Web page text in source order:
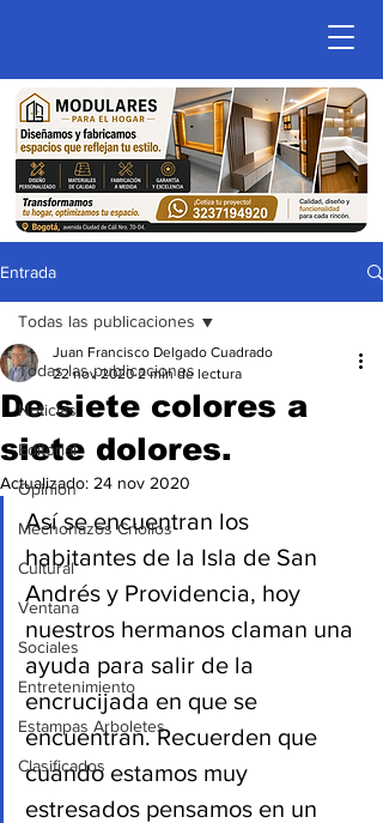
Entrada
Todas las publicaciones
Noticias
Editorial
Opinion
Mechonazos Criollos
Cultural
Ventana
Sociales
Entretenimiento
Estampas Arboletes
Clasificados
Todas las publicaciones
De siete colores a
siete dolores.
Juan Francisco Delgado Cuadrado
22 nov 2020 2 min de lectura
Actualizado: 24 nov 2020
Así se encuentran los
habitantes de la Isla de San
Andrés y Providencia, hoy
nuestros hermanos claman una
ayuda para salir de la
encrucijada en que se
encuentran. Recuerden que
cuando estamos muy
estresados pensamos en un